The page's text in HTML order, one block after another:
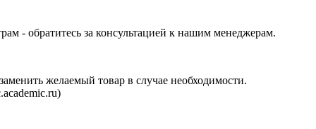
- обратитесь за консультацией к нашим менеджерам.
желаемый товар в случае необходимости.
)